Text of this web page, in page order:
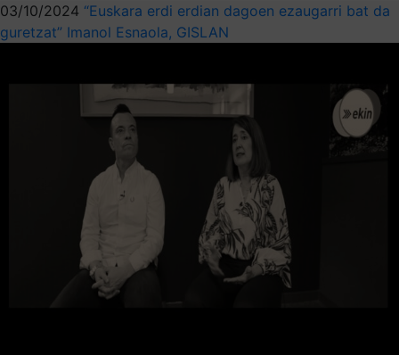
03/10/2024 “Euskara erdi erdian dagoen ezaugarri bat da
guretzat” Imanol Esnaola, GISLAN